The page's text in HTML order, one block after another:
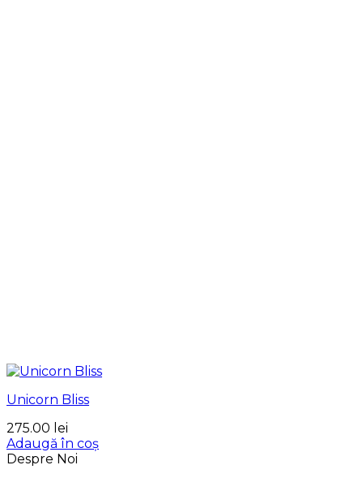
Unicorn Bliss
275.00 lei
Adaugă în coș
Despre Noi